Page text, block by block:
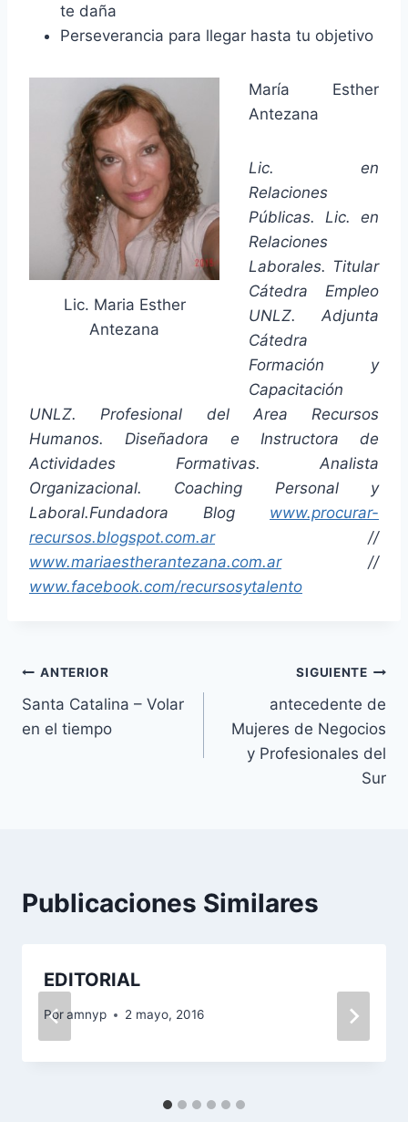
te daña
Perseverancia para llegar hasta tu objetivo
Lic. Maria Esther
Antezana
María Esther
Antezana
Lic. en
Relaciones
Públicas. Lic. en
Relaciones
Laborales. Titular
Cátedra Empleo
UNLZ. Adjunta
Cátedra
Formación y
Capacitación
UNLZ. Profesional del Area Recursos
Humanos. Diseñadora e Instructora de
Actividades Formativas. Analista
Organizacional. Coaching Personal y
Laboral.Fundadora Blog www.procurar-
recursos.blogspot.com.ar//
www.mariaestherantezana.com.ar//
www.facebook.com/recursosytalento
Navegación
de
ANTERIOR
Santa Catalina – Volar
en el tiempo
SIGUIENTE
antecedente de
Mujeres de Negocios
y Profesionales del
Sur
Publicaciones Similares
EDITORIAL
Poramnyp 2 mayo, 2016